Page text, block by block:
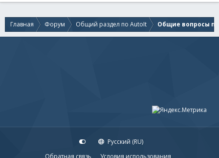
Главная Форум Общий раздел по AutoIt Общие вопросы
Русский (RU)
Обратная связь
Условия использования